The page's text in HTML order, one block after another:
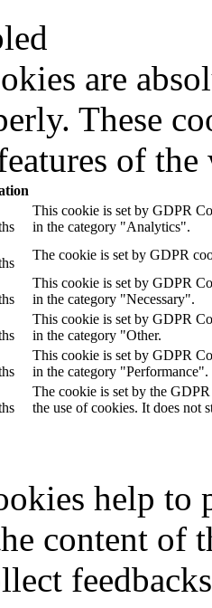
are
These
of
This cookie is set by GDPR
in the category "Analytics".
The cookie is set by GDPR
This cookie is set by GDPR
in the category "Necessary".
This cookie is set by GDPR
in the category "Other.
This cookie is set by GDPR
in the category "Performance".
The cookie is set by the
the use of cookies. It does not
help to
content of